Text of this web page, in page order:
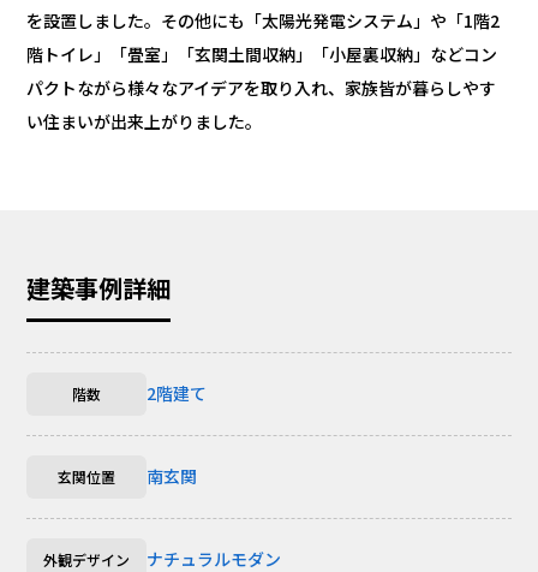
を設置しました。その他にも「太陽光発電システム」や「1階2
階トイレ」「畳室」「玄関土間収納」「小屋裏収納」などコン
パクトながら様々なアイデアを取り入れ、家族皆が暮らしやす
い住まいが出来上がりました。
建築事例詳細
階数 2階建て
玄関位置 南玄関
外観デザイン ナチュラルモダン